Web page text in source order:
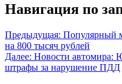
Навигация по
Предыдущая: Популярный
на 800 тысяч рублей
Далее: Новости автомира:
штрафы за нарушение ПДД